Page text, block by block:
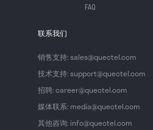
FAQ
联系我们
销售支持: sales@quectel.com
技术支持: support@quectel.com
招聘: career@quectel.com
媒体联系: media@quectel.com
其他咨询: info@quectel.com